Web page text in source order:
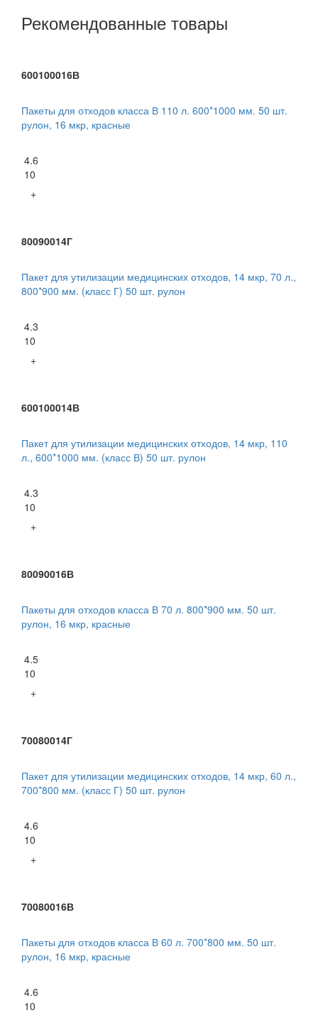
Рекомендованные товары
600100016В
Пакеты для отходов класса В 110 л. 600*1000 мм. 50 шт.
рулон, 16 мкр, красные
4.6
10
+
80090014Г
Пакет для утилизации медицинских отходов, 14 мкр, 70 л.,
800*900 мм. (класс Г) 50 шт. рулон
4.3
10
+
600100014В
Пакет для утилизации медицинских отходов, 14 мкр, 110
л., 600*1000 мм. (класс В) 50 шт. рулон
4.3
10
+
80090016В
Пакеты для отходов класса В 70 л. 800*900 мм. 50 шт.
рулон, 16 мкр, красные
4.5
10
+
70080014Г
Пакет для утилизации медицинских отходов, 14 мкр, 60 л.,
700*800 мм. (класс Г) 50 шт. рулон
4.6
10
+
70080016В
Пакеты для отходов класса В 60 л. 700*800 мм. 50 шт.
рулон, 16 мкр, красные
4.6
10